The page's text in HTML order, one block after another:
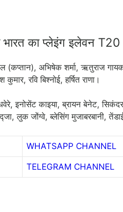
भारत का प्लेइंग इलेवन
(कप्तान), अभिषेक शर्मा, ऋतुराज
रवि बिश्नोई, हर्षित राणा।
इनोसेंट काइया, ब्रायन बेनेट,
लुक जोंग्वे, ब्लेसिंग मुजाबरबानी,
WHATSAPP CHANNEL
TELEGRAM CHANNEL